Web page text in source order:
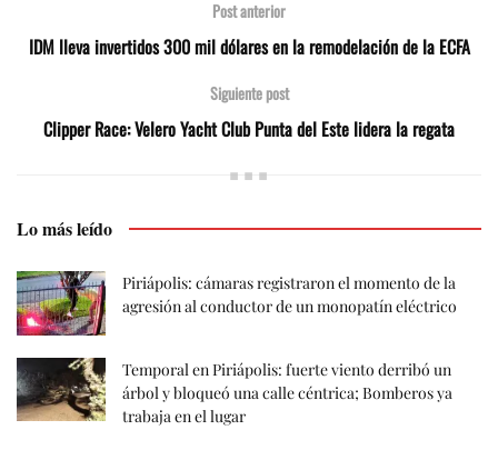
Post anterior
IDM lleva invertidos 300 mil dólares en la remodelación de la ECFA
Siguiente post
Clipper Race: Velero Yacht Club Punta del Este lidera la regata
Lo más leído
Piriápolis: cámaras registraron el momento de la
agresión al conductor de un monopatín eléctrico
Temporal en Piriápolis: fuerte viento derribó un
árbol y bloqueó una calle céntrica; Bomberos ya
trabaja en el lugar